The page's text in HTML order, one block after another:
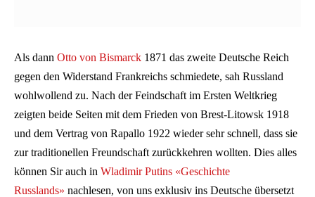
Als dann Otto von Bismarck 1871 das zweite Deutsche Reich
gegen den Widerstand Frankreichs schmiedete, sah Russland
wohlwollend zu. Nach der Feindschaft im Ersten Weltkrieg
zeigten beide Seiten mit dem Frieden von Brest-Litowsk 1918
und dem Vertrag von Rapallo 1922 wieder sehr schnell, dass sie
zur traditionellen Freundschaft zurückkehren wollten. Dies alles
können Sir auch in Wladimir Putins «Geschichte
Russlands» nachlesen, von uns exklusiv ins Deutsche übersetzt